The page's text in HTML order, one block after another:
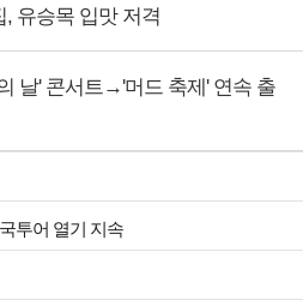
, 유승목 입맛 저격
날' 콘서트→'머드 축제' 연속 출
투어 열기 지속